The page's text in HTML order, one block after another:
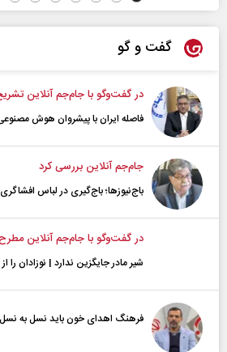
گفت و گو
در گفت‌و‌گو با جام‌جم آنلاین
فاصله ایران با پیشرو‌ان هوش
جام‌جم آنلاین بررسی کرد
باج‌نیوزها؛ باج‌گیری در لباس افشاگری
در گفت‌و‌گو با جام‌جم آنلاین
شیر مادر جایگزین ندارد | نوزادان را
فرهنگ اهدای خون باید نسل به